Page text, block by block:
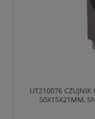
UT210076 CZUJNIK
50X15X21MM,